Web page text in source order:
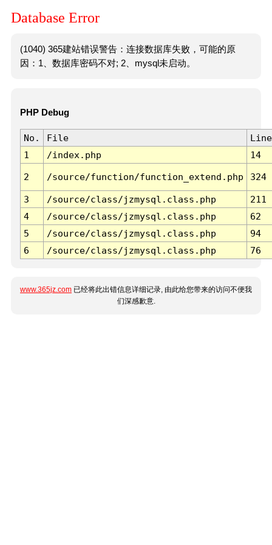
Database Error
(1040) 365建站错误警告：连接数据库失败，可能的原
因：1、数据库密码不对; 2、mysql未启动。
PHP Debug
No. File
Line
1
/index.php 14
2 /source/function/function_extend.php 324
3 /source/class/jzmysql.class.php
211
4
/source/class/jzmysql.class.php
62
5
/source/class/jzmysql.class.php
94
6
/source/class/jzmysql.class.php 76
www.365jz.com 已经将此出错信息详细记录, 由此给您带来的访问不便我
们深感歉意.